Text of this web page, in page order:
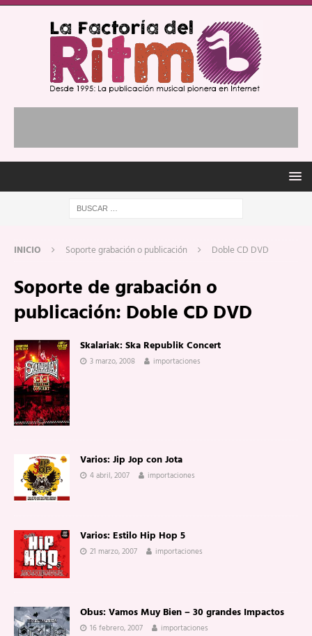
INICIO Soporte grabación o publicación Doble CD DVD
Soporte de grabación o
publicación: Doble CD DVD
Skalariak: Ska Republik Concert
3 marzo, 2008 importaciones
Varios: Jip Jop con Jota
4 abril, 2007 importaciones
Varios: Estilo Hip Hop 5
21 marzo, 2007 importaciones
Obus: Vamos Muy Bien – 30 grandes Impactos
16 febrero, 2007 importaciones